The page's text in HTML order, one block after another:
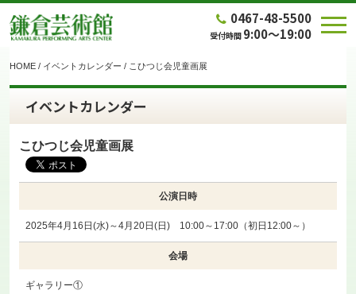
0467-48-5500
受付時間 9:00～19:00
HOME / イベントカレンダー / こひつじ会児童画展
イベントカレンダー
こひつじ会児童画展
公演日時
2025年4月16日(水)～4月20日(日) 10:00～17:00（初日12:00～）
会場
ギャラリー①